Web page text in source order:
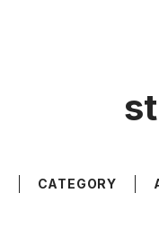
CATEGORY